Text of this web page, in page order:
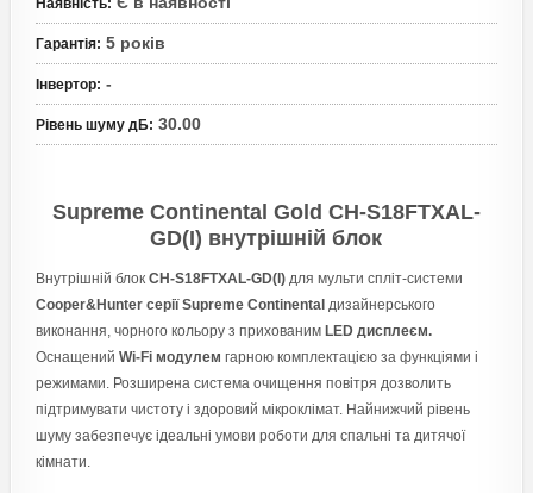
Наявність:
Гарантія: 5 років
Інвертор: -
Рівень шуму дБ: 30.00
Supreme Continental Gold CH-S18FTXAL-
GD(I) внутрішній блок
Внутрішній блок CH-S18FTXAL-GD(I)для мульти спліт-системи
Cooper&Hunter серії Supreme Continental дизайнерського
виконання, чорного кольору з прихованим LED дисплеєм.
Оснащений Wi-Fi модулем гарною комплектацією за функціями і
режимами. Розширена система очищення повітря дозволить
підтримувати чистоту і здоровий мікроклімат. Найнижчий рівень
шуму забезпечує ідеальні умови роботи для спальні та дитячої
кімнати.